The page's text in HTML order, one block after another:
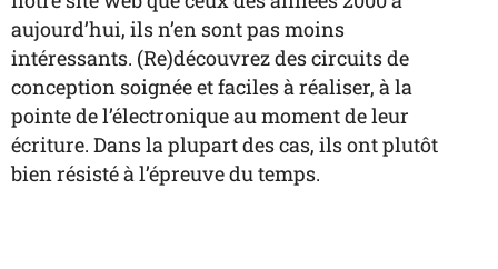
aujourd’hui, ils n’en sont pas moins
intéressants. (Re)découvrez des circuits de
conception soignée et faciles à réaliser, à la
pointe de l’électronique au moment de leur
écriture. Dans la plupart des cas, ils ont plutôt
bien résisté à l’épreuve du temps.